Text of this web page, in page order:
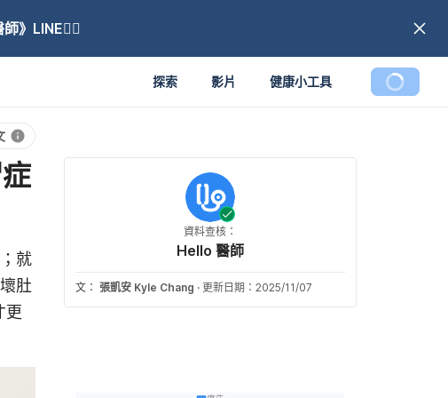
》LINE👆🏼
探索 影片 健康小工具
就
肚
更
資料查核：
Hello 醫師
文： 張凱安 Kyle Chang · 更新日期：2025/11/07